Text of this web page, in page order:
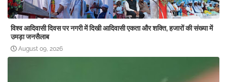
विश्व आदिवासी दिवस पर नगरी में दिखी आदिवासी एकता और शक्ति, हजारों की संख्या में
उमड़ा जनसैलाब
August 09, 2026